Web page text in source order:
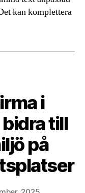
kan komplettera
i
till
på